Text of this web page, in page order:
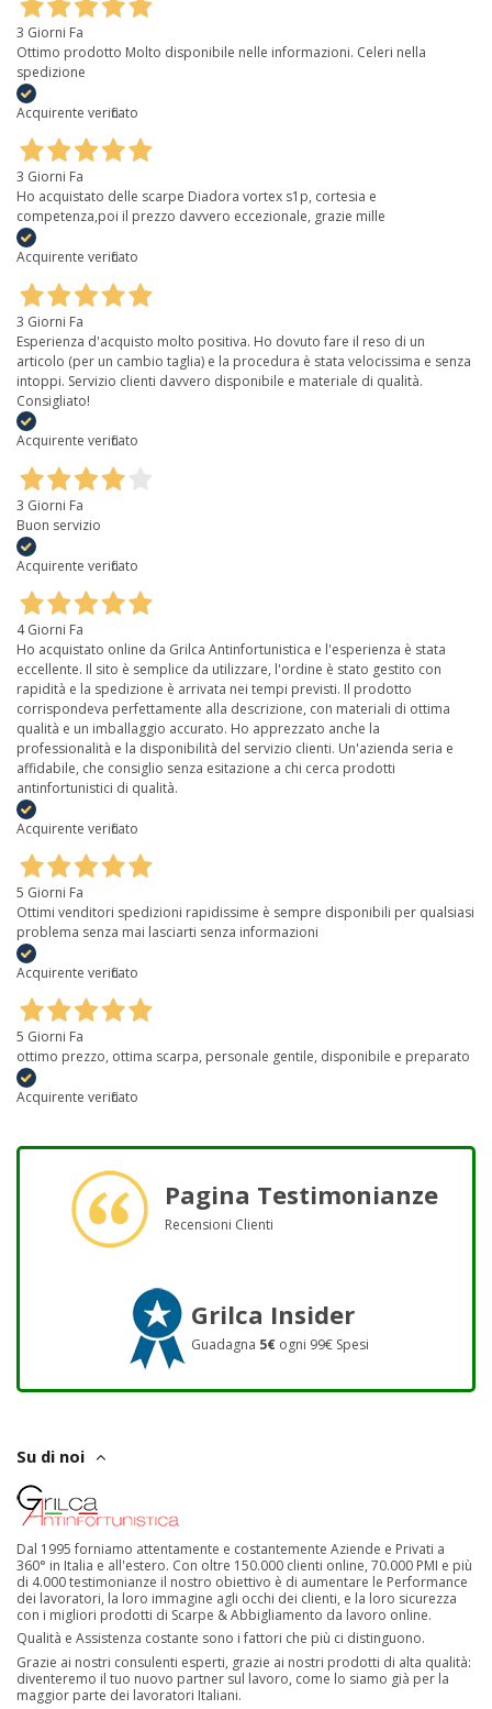
3 Giorni Fa
Ottimo prodotto Molto disponibile nelle informazioni. Celeri nella
spedizione
Acquirente verificato
3 Giorni Fa
Ho acquistato delle scarpe Diadora vortex s1p, cortesia e
competenza,poi il prezzo davvero eccezionale, grazie mille
Acquirente verificato
3 Giorni Fa
Esperienza d'acquisto molto positiva. Ho dovuto fare il reso di un
articolo (per un cambio taglia) e la procedura è stata velocissima e senza
intoppi. Servizio clienti davvero disponibile e materiale di qualità.
Consigliato!
Acquirente verificato
3 Giorni Fa
Buon servizio
Acquirente verificato
4 Giorni Fa
Ho acquistato online da Grilca Antinfortunistica e l'esperienza è stata
eccellente. Il sito è semplice da utilizzare, l'ordine è stato gestito con
rapidità e la spedizione è arrivata nei tempi previsti. Il prodotto
corrispondeva perfettamente alla descrizione, con materiali di ottima
qualità e un imballaggio accurato. Ho apprezzato anche la
professionalità e la disponibilità del servizio clienti. Un'azienda seria e
affidabile, che consiglio senza esitazione a chi cerca prodotti
antinfortunistici di qualità.
Acquirente verificato
5 Giorni Fa
Ottimi venditori spedizioni rapidissime è sempre disponibili per qualsiasi
problema senza mai lasciarti senza informazioni
Acquirente verificato
5 Giorni Fa
ottimo prezzo, ottima scarpa, personale gentile, disponibile e preparato
Acquirente verificato
Pagina Testimonianze
Recensioni Clienti
Grilca Insider
Guadagna 5€ ogni 99€ Spesi
Su di noi
Dal 1995 forniamo attentamente e costantemente Aziende e Privati a
360° in Italia e all'estero. Con oltre 150.000 clienti online, 70.000 PMI e più
di 4.000 testimonianze il nostro obiettivo è di aumentare le Performance
dei lavoratori, la loro immagine agli occhi dei clienti, e la loro sicurezza
con i migliori prodotti di Scarpe & Abbigliamento da lavoro online.
Qualità e Assistenza costante sono i fattori che più ci distinguono.
Grazie ai nostri consulenti esperti, grazie ai nostri prodotti di alta qualità:
diventeremo il tuo nuovo partner sul lavoro, come lo siamo già per la
maggior parte dei lavoratori Italiani.